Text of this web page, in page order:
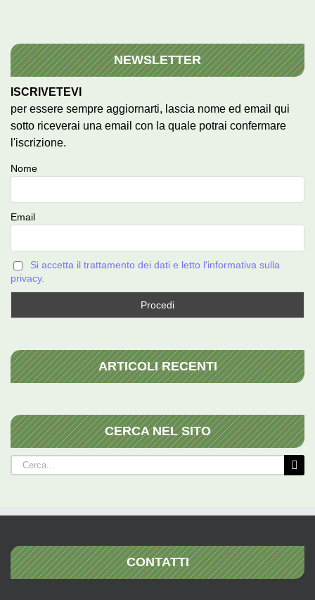
NEWSLETTER
ISCRIVETEVI
per essere sempre aggiornarti, lascia nome ed email qui
sotto riceverai una email con la quale potrai confermare
l'iscrizione.
Nome
Email
Si accetta il trattamento dei dati e letto l'informativa sulla
privacy.
ARTICOLI RECENTI
CERCA NEL SITO
Cerca
per:
CONTATTI